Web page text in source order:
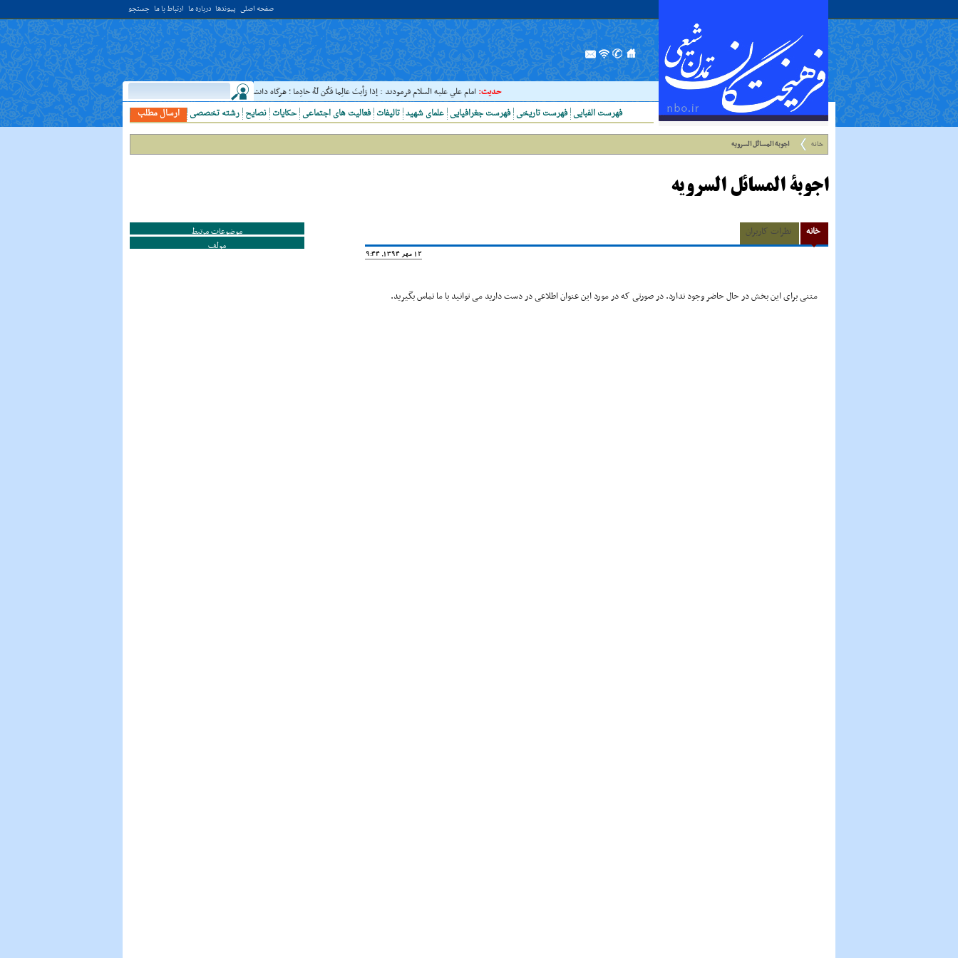
صفحه اصلی پیوندها درباره ما ارتباط با ما جستجو
حدیث:امام علي عليه السلام فرمودند : إذا رَأيتَ عالِما فَکُن لَهُ خادِما ؛ هرگاه دانشمندى ديدى، به او خدمت کن. ( غررالحکم ح ۴۰۴۴ ) حدیث:امام
ارسال مطلب
رشته تخصصی نصایح حکایات فعالیت های اجتماعی تالیفات علمای شهید فهرست جغرافیایی فهرست تاریخی فهرست الفبایی
خانه اجوبة المسائل السرویه
اجوبة المسائل السرویه
خانه نظرات کاربران
12 مهر 1394, 19:44
متنی برای این بخش در حال حاضر وجود ندارد. در صورتی که در مورد این عنوان اطلاعی در دست دارید می توانید با ما تماس بگیرید.
موضوعات مرتبط
مولف